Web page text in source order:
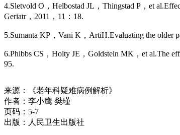
4.Sletvold O，Helbostad JL，Thingstad P，et
Geriatr，2011，11：18.
5.Sumanta KP，Vani K，ArtiH.Evaluating the older
6.Phibbs CS，Holty JE，Goldstein MK，et al.The
95.
来源：《老年科疑难病例解析》
作者：李小鹰 樊瑾
页码：5-7
出版：人民卫生出版社